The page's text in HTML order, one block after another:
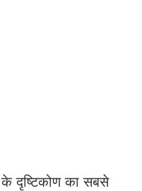
दृष्टिकोण का सबसे